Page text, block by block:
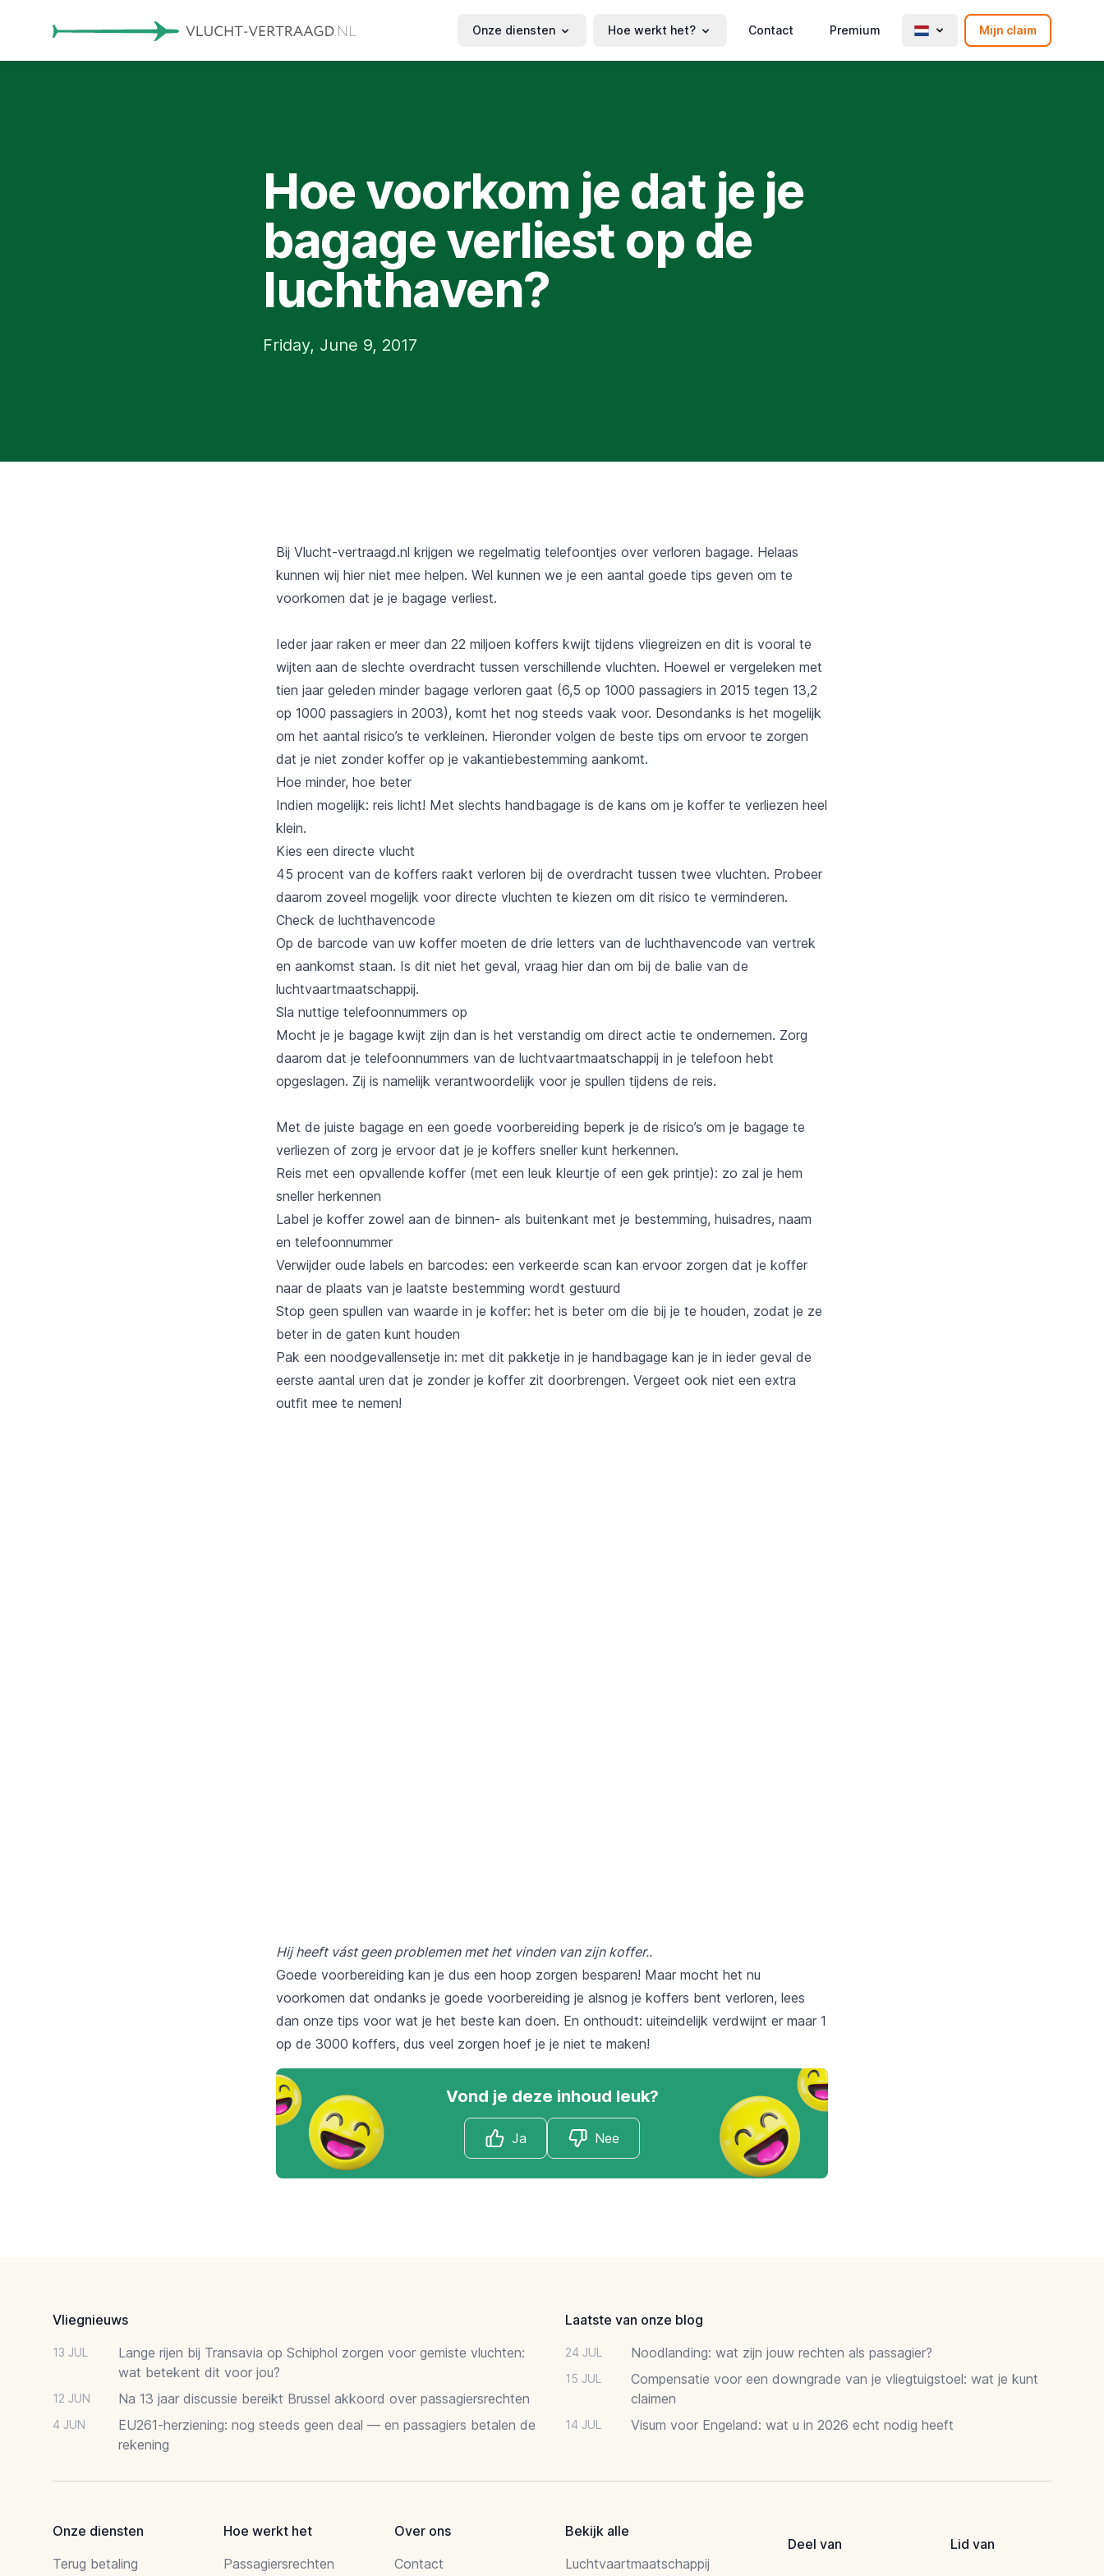
Onze diensten Hoe werkt het? Contact Premium Mijn claim
Hoe voorkom je dat je je
bagage verliest op de
luchthaven?
Friday, June 9, 2017
Bij Vlucht-vertraagd.nl krijgen we regelmatig telefoontjes over verloren bagage. Helaas
kunnen wij hier niet mee helpen. Wel kunnen we je een aantal goede tips geven om te
voorkomen dat je je bagage verliest.
Ieder jaar raken er meer dan 22 miljoen koffers kwijt tijdens vliegreizen en dit is vooral te
wijten aan de slechte overdracht tussen verschillende vluchten. Hoewel er vergeleken met
tien jaar geleden minder bagage verloren gaat (6,5 op 1000 passagiers in 2015 tegen 13,2
op 1000 passagiers in 2003), komt het nog steeds vaak voor. Desondanks is het mogelijk
om het aantal risico’s te verkleinen. Hieronder volgen de beste tips om ervoor te zorgen
dat je niet zonder koffer op je vakantiebestemming aankomt.
Hoe minder, hoe beter
Indien mogelijk: reis licht! Met slechts handbagage is de kans om je koffer te verliezen heel
klein.
Kies een directe vlucht
45 procent van de koffers raakt verloren bij de overdracht tussen twee vluchten. Probeer
daarom zoveel mogelijk voor directe vluchten te kiezen om dit risico te verminderen.
Check de luchthavencode
Op de barcode van uw koffer moeten de drie letters van de luchthavencode van vertrek
en aankomst staan. Is dit niet het geval, vraag hier dan om bij de balie van de
luchtvaartmaatschappij.
Sla nuttige telefoonnummers op
Mocht je je bagage kwijt zijn dan is het verstandig om direct actie te ondernemen. Zorg
daarom dat je telefoonnummers van de luchtvaartmaatschappij in je telefoon hebt
opgeslagen. Zij is namelijk verantwoordelijk voor je spullen tijdens de reis.
Met de juiste bagage en een goede voorbereiding beperk je de risico’s om je bagage te
verliezen of zorg je ervoor dat je je koffers sneller kunt herkennen.
Reis met een opvallende koffer (met een leuk kleurtje of een gek printje): zo zal je hem
sneller herkennen
Label je koffer zowel aan de binnen- als buitenkant met je bestemming, huisadres, naam
en telefoonnummer
Verwijder oude labels en barcodes: een verkeerde scan kan ervoor zorgen dat je koffer
naar de plaats van je laatste bestemming wordt gestuurd
Stop geen spullen van waarde in je koffer: het is beter om die bij je te houden, zodat je ze
beter in de gaten kunt houden
Pak een noodgevallensetje in: met dit pakketje in je handbagage kan je in ieder geval de
eerste aantal uren dat je zonder je koffer zit doorbrengen. Vergeet ook niet een extra
outfit mee te nemen!
Hij heeft vást geen problemen met het vinden van zijn koffer..
Goede voorbereiding kan je dus een hoop zorgen besparen! Maar mocht het nu
voorkomen dat ondanks je goede voorbereiding je alsnog je koffers bent verloren, lees
dan onze tips voor wat je het beste kan doen. En onthoudt: uiteindelijk verdwijnt er maar 1
op de 3000 koffers, dus veel zorgen hoef je je niet te maken!
Vond je deze inhoud leuk?
Ja Nee
Vliegnieuws
13 JUL
Lange rijen bij Transavia op Schiphol zorgen voor gemiste vluchten:
wat betekent dit voor jou?
12 JUN Na 13 jaar discussie bereikt Brussel akkoord over passagiersrechten
4 JUN
EU261-herziening: nog steeds geen deal — en passagiers betalen de
rekening
Laatste van onze blog
24 JUL Noodlanding: wat zijn jouw rechten als passagier?
15 JUL
Compensatie voor een downgrade van je vliegtuigstoel: wat je kunt
claimen
14 JUL Visum voor Engeland: wat u in 2026 echt nodig heeft
Onze diensten
Terug betaling
Hoe werkt het
Passagiersrechten
Over ons
Contact
Bekijk alle
Luchtvaartmaatschappij
Deel van Lid van